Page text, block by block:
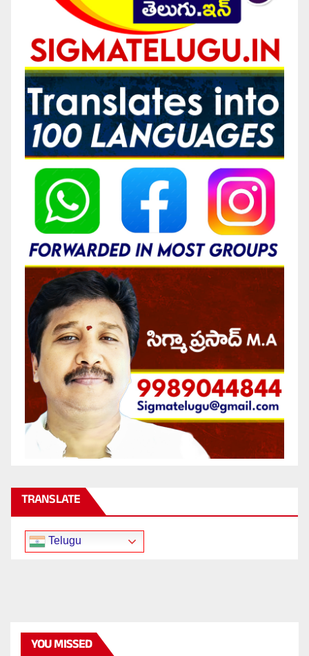
TRANSLATE
Telugu
YOU MISSED